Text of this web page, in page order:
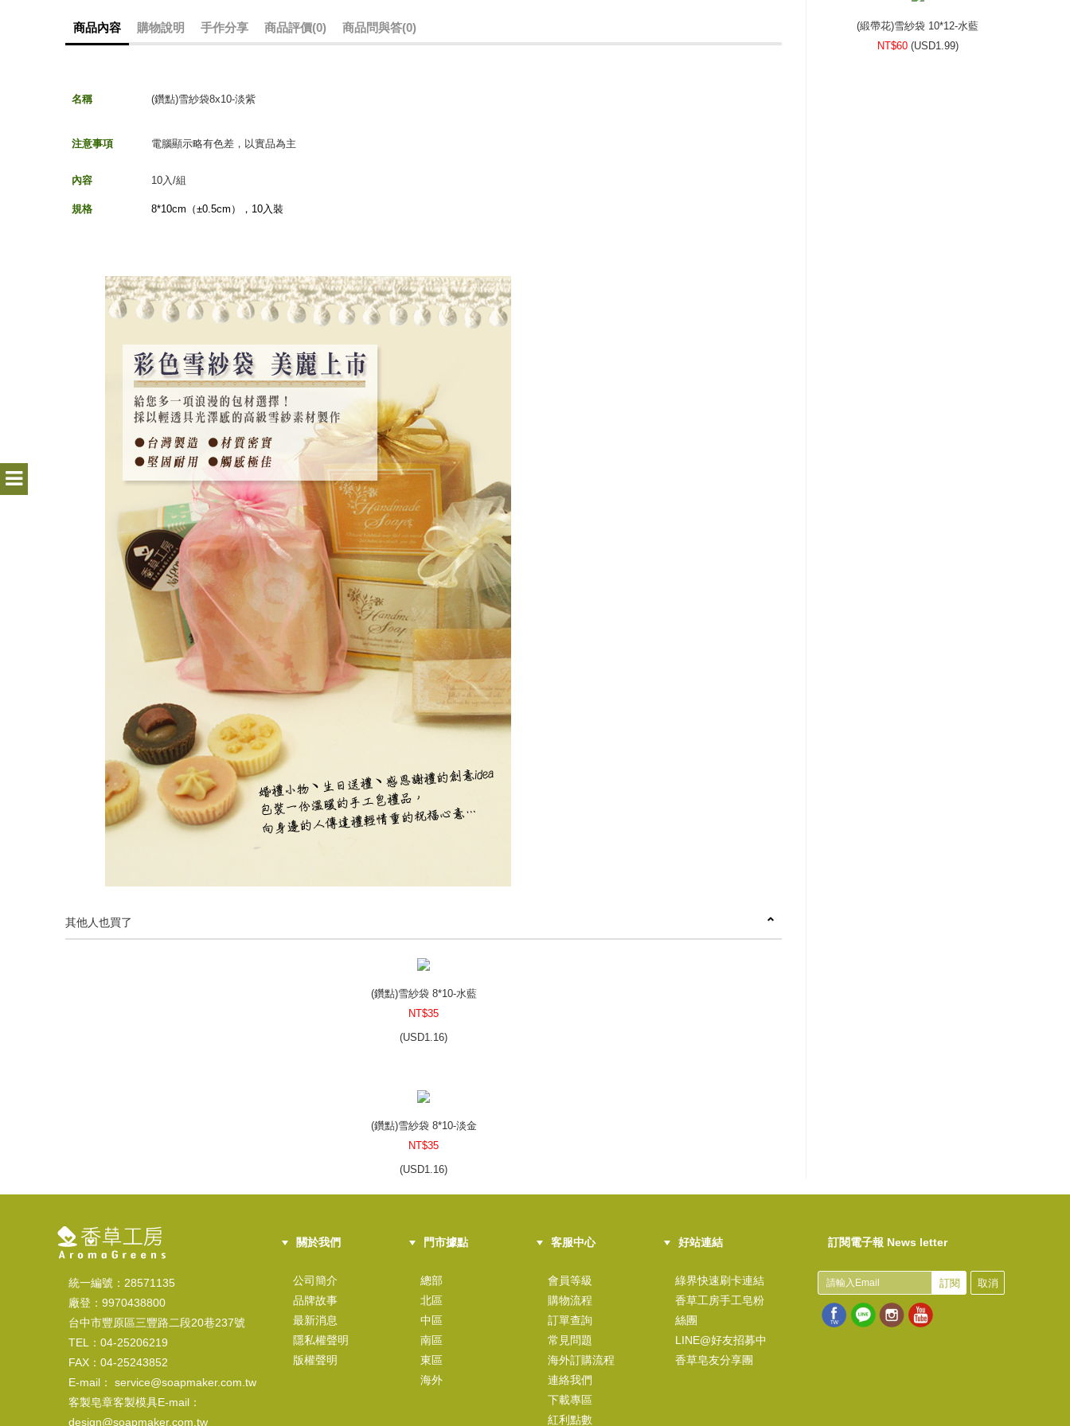
商品內容 購物說明 手作分享 商品評價(0) 商品問與答(0)
名稱 (鑽點)雪紗袋8x10-淡紫
注意事項 電腦顯示略有色差，以實品為主
內容 10入/組
規格 8*10cm（±0.5cm ），10入裝
其他人也買了
(鑽點)雪紗袋 8*10-水藍
NT$35
(USD1.16)
(鑽點)雪紗袋 8*10-淡金
NT$35
(USD1.16)
NT$35
USD 1.16)
(緞帶花)雪紗袋 10*12-水藍
NT$60 (USD1.99)
統一編號：28571135
廠登：9970438800
台中市豐原區三豐路二段20巷237號
TEL：04-25206219
FAX：04-25243852
E-mail： service@soapmaker.com.tw
客製皂章客製模具E-mail：
design@soapmaker.com.tw
關於我們
公司簡介
品牌故事
最新消息
隱私權聲明
版權聲明
門市據點
總部
北區
中區
南區
東區
海外
客服中心
會員等級
購物流程
訂單查詢
常見問題
海外訂購流程
連絡我們
下載專區
紅利點數
好站連結
綠界快速刷卡連結
香草工房手工皂粉
絲團
LINE@好友招募中
香草皂友分享團
訂閱電子報 News letter
訂閱 取消